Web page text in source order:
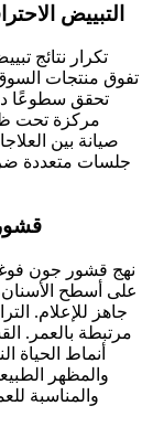
التبييض
تكرار نتائج
تفوق منتجات السوق
تحقق سطوعًا
مركزة تحت
صيانة بين
جلسات متعددة
نهج قشور جون
على أسطح
جاهز للإعلام.
مرتبطة بالعمر.
أنماط
والمظهر
والمناسبة